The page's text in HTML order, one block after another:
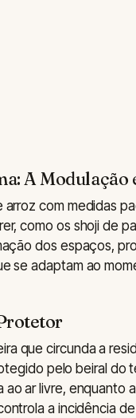
A Modulação
com medidas
como os shoji de
dos espaços,
se adaptam ao
que circunda a
pelo beiral do
ar livre, enquanto
a incidência de